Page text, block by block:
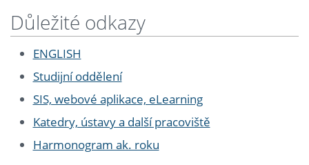
Důležité odkazy
ENGLISH
Studijní oddělení
SIS, webové aplikace, eLearning
Katedry, ústavy a další pracoviště
Harmonogram ak. roku